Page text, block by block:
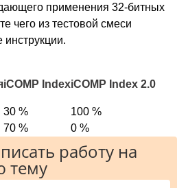
применения 32-битных
чего из тестовой смеси
iCOMP IndexiCOMP Index 2.0
30 %
100 %
70 % 0 %
работу на
тему